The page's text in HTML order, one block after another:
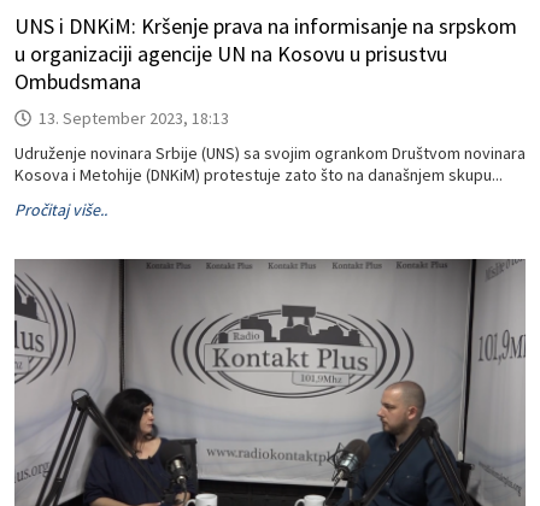
UNS i DNKiM: Kršenje prava na informisanje na srpskom
u organizaciji agencije UN na Kosovu u prisustvu
Ombudsmana
13. September 2023, 18:13
Udruženje novinara Srbije (UNS) sa svojim ogrankom Društvom novinara
Kosova i Metohije (DNKiM) protestuje zato što na današnjem skupu...
Pročitaj više..